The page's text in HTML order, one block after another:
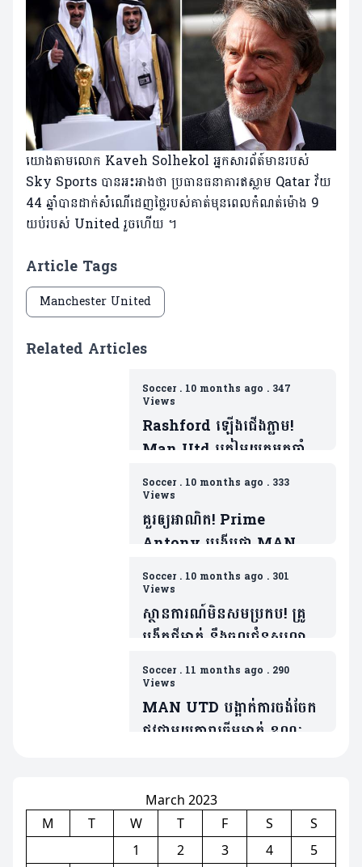
យោងតាមលោក Kaveh Solhekol អ្នកសារព័ត៍មានរបស់
Sky Sports បានអះអាងថា ប្រធានធនាគារឥស្លាម Qatar វ័យ
44 ឆ្នាំបានដាក់សំណើដេញថ្លៃរបស់គាត់មុនពេលកំណត់ម៉ោង 9
យប់របស់ United រួចហើយ ។
Article Tags
Manchester United
Related Articles
Soccer. 10 months ago . 347
Views
Rashford ឡើងជើងភ្លាម!
Man Utd ត្រៀមយកអ្នកចាំទី
ដ៏ឆ្នើមម្នាក់របស់ Barca ជា
ថ្នូរទិញលក់ផ្ដាច់កុងត្រា
Soccer. 10 months ago . 333
Views
គួរឲ្យអាណិត! Prime
Antony បង្ហើបថា MAN
UTD ធ្វើរឿងមួយដាក់ ដែលជា
ទង្វើមិនផ្តល់តម្លៃឲ្យខ្លួន
Soccer. 10 months ago . 301
Views
ស្ថានការណ៍មិនសមប្រកប! គ្រូ
បង្វឹកថ្មីម្នាក់ នឹងចូលជំនួសលោក
Amorim ប្រសិនក្លឹបមិនធ្វើរឿង
មួយនេះ
Soccer. 11 months ago . 290
Views
MAN UTD បង្អាក់ការចង់ចែក
ផ្លូវជាមួយតារាឆ្នើមម្នាក់ ខណៈត្រូវ
March 2023
M
T W T F S
S
1
2 3 4
5